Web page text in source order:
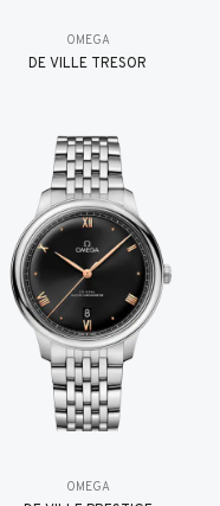
OMEGA
DE VILLE TRESOR
OMEGA